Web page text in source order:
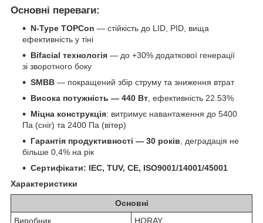
Основні переваги:
N-Type TOPCon — стійкість до LID, PID, вища
ефективність у тіні
Bifacial технологія — до +30% додаткової генерації
зі зворотного боку
SMBB — покращений збір струму та зниження втрат
Висока потужність — 440 Вт , ефективність 22.53%
Міцна конструкція: витримує навантаження до 5400
Па (сніг) та 2400 Па (вітер)
Гарантія продуктивності — 30 років , деградація не
більше 0,4% на рік
Сертифікати: IEC, TUV, CE, ISO9001/14001/45001
Характеристики
Основні
Виробник
HORAY